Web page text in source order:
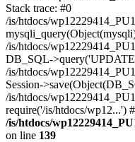
Stack trace: #0
/is/htdocs/
/is/htdocs/
DB_SQL->query('UPDATE
/is/htdocs/
Session-
/is/htdocs/
require('/is/htdocs/wp12...')
/is/htdocs/
on line 139